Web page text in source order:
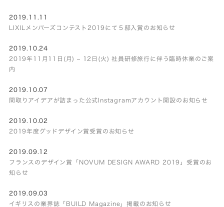
2019.11.11
LIXILメンバーズコンテスト2019にて５邸入賞のお知らせ
2019.10.24
2019年11月11日(月) – 12日(火) 社員研修旅行に伴う臨時休業のご案
内
2019.10.07
間取りアイデアが詰まった公式Instagramアカウント開設のお知らせ
2019.10.02
2019年度グッドデザイン賞受賞のお知らせ
2019.09.12
フランスのデザイン賞「NOVUM DESIGN AWARD 2019」受賞のお
知らせ
2019.09.03
イギリスの業界誌「BUILD Magazine」掲載のお知らせ